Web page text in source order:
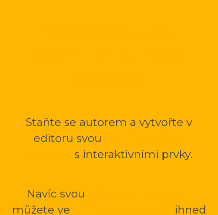
Staňte se autorem a vytvořte v
editoru svou
s interaktivními prvky.
Navíc svou
můžete ve
ihned